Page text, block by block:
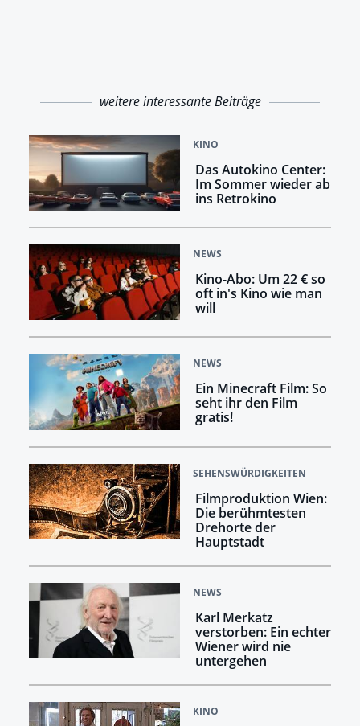
weitere interessante Beiträge
KINO
Das Autokino Center:
Im Sommer wieder ab
ins Retrokino
NEWS
Kino-Abo: Um 22 € so
oft in's Kino wie man
will
NEWS
Ein Minecraft Film: So
seht ihr den Film
gratis!
SEHENSWÜRDIGKEITEN
Filmproduktion Wien:
Die berühmtesten
Drehorte der
Hauptstadt
NEWS
Karl Merkatz
verstorben: Ein echter
Wiener wird nie
untergehen
KINO